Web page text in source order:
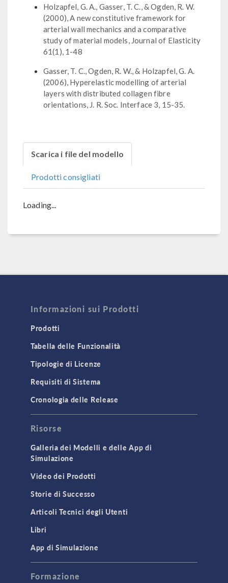
Holzapfel, G. A., Gasser, T. C., & Ogden, R. W.
(2000), A new constitutive framework for
arterial wall mechanics and a comparative
study of material models, Journal of Elasticity
61(1), 1-48
Gasser, T. C., Ogden, R. W., & Holzapfel, G. A.
(2006), Hyperelastic modelling of arterial
layers with distributed collagen fibre
orientations, J. R. Soc. Interface 3, 15-35.
Scarica i file del modello
Prodotti consigliati
Loading...
Informazioni sui Prodotti
Prodotti
Tabella delle Funzionalità
Tipologie di Licenze
Requisiti di Sistema
Cronologia delle Release
Risorse
Galleria dei Modelli e delle App di
Simulazione
Video dei Prodotti
Storie di Successo
Articoli Tecnici degli Utenti
Libri
App di Simulazione
Formazione